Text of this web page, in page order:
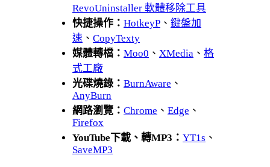
RevoUninstaller 軟體移除工具
快捷操作： HotkeyP 、 鍵盤加
速 、 CopyTexty
媒體轉檔： Moo0 、 XMedia 、 格
式工廠
光碟燒錄： BurnAware 、
AnyBurn
網路瀏覽： Chrome 、 Edge 、
Firefox
YouTube下載、轉MP3： YT1s 、
SaveMP3